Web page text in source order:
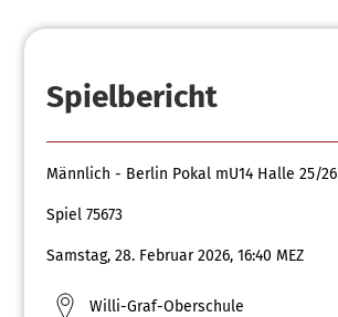
Spielbericht
Männlich - Berlin Pokal mU14 Halle 25/26
Spiel 75673
Samstag, 28. Februar 2026, 16:40 MEZ
Willi-Graf-Oberschule